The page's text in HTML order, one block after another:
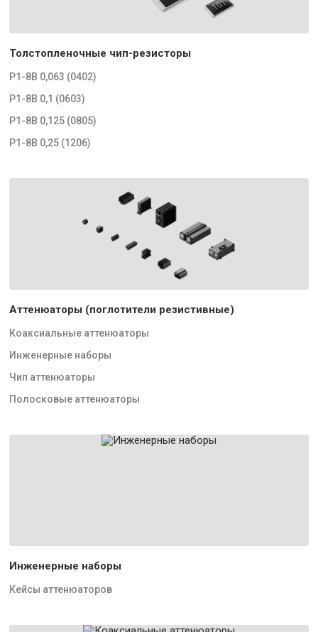
Толстопленочные чип-резисторы
Р1-8В 0,063 (0402)
Р1-8В 0,1 (0603)
Р1-8В 0,125 (0805)
Р1-8В 0,25 (1206)
Аттенюаторы (поглотители резистивные)
Коаксиальные аттенюаторы
Инженерные наборы
Чип аттенюаторы
Полосковые аттенюаторы
Инженерные наборы
Кейсы аттенюаторов